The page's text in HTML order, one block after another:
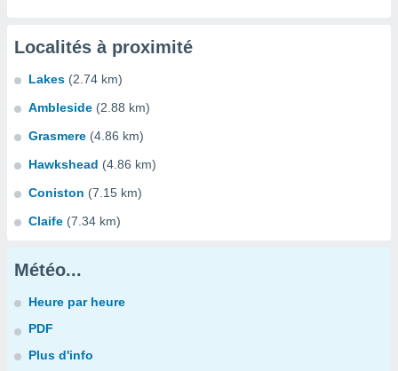
Localités à proximité
Lakes (2.74 km)
Ambleside (2.88 km)
Grasmere (4.86 km)
Hawkshead (4.86 km)
Coniston (7.15 km)
Claife (7.34 km)
Météo...
Heure par heure
PDF
Plus d'info